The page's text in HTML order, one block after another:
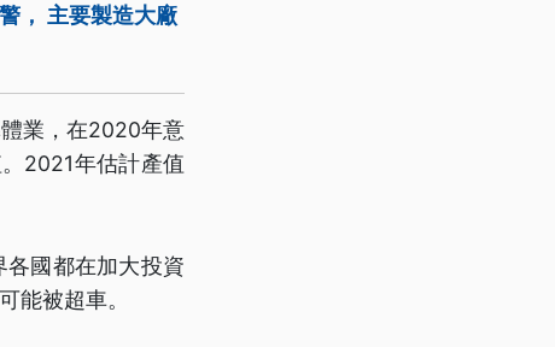
， 主要製造大廠
業，在2020年意
2021年估計產值
國都在加大投資
能被超車。